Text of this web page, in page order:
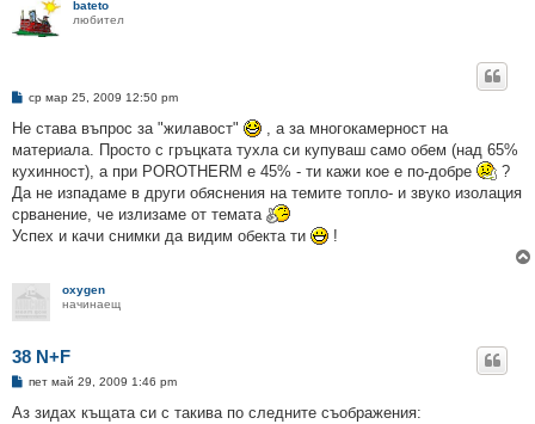
bateto
любител
М
е
и
е
ср мар 25, 2009 12:50 pm
Не става въпрос за "жилавост"
, а за многокамерност на
материала. Просто с гръцката тухла си купуваш само обем (над 65%
кухинност), а при POROTHERM е 45% - ти кажи кое е по-добре
?
Да не изпадаме в други обяснения на темите топло- и звуко изолация
срванение, че излизаме от темата
Успех и качи снимки да видим обекта ти
!
oxygen
начинаещ
38 N+F
М
е
пет май 29, 2009 1:46 pm
Аз зидах къщата си с такива по следните съображения: